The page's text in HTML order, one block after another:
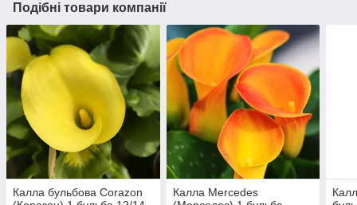
Подібні товари компанії
Калла бульбова Corazon
Калла Mercedes